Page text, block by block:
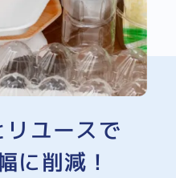
リユースで
に削減！